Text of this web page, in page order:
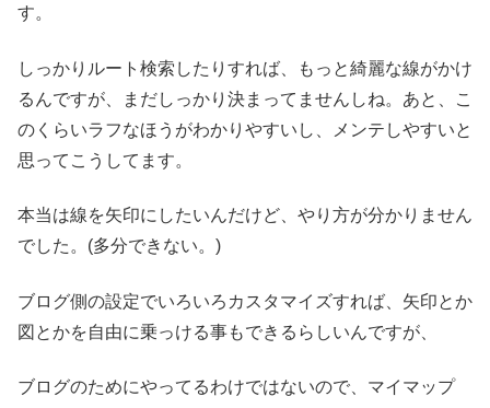
す。
しっかりルート検索したりすれば、もっと綺麗な線がかけ
るんですが、まだしっかり決まってませんしね。あと、こ
のくらいラフなほうがわかりやすいし、メンテしやすいと
思ってこうしてます。
本当は線を矢印にしたいんだけど、やり方が分かりません
でした。(多分できない。)
ブログ側の設定でいろいろカスタマイズすれば、矢印とか
図とかを自由に乗っける事もできるらしいんですが、
ブログのためにやってるわけではないので、マイマップ